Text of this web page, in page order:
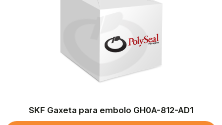
SKF Gaxeta para embolo GH0A-812-AD1